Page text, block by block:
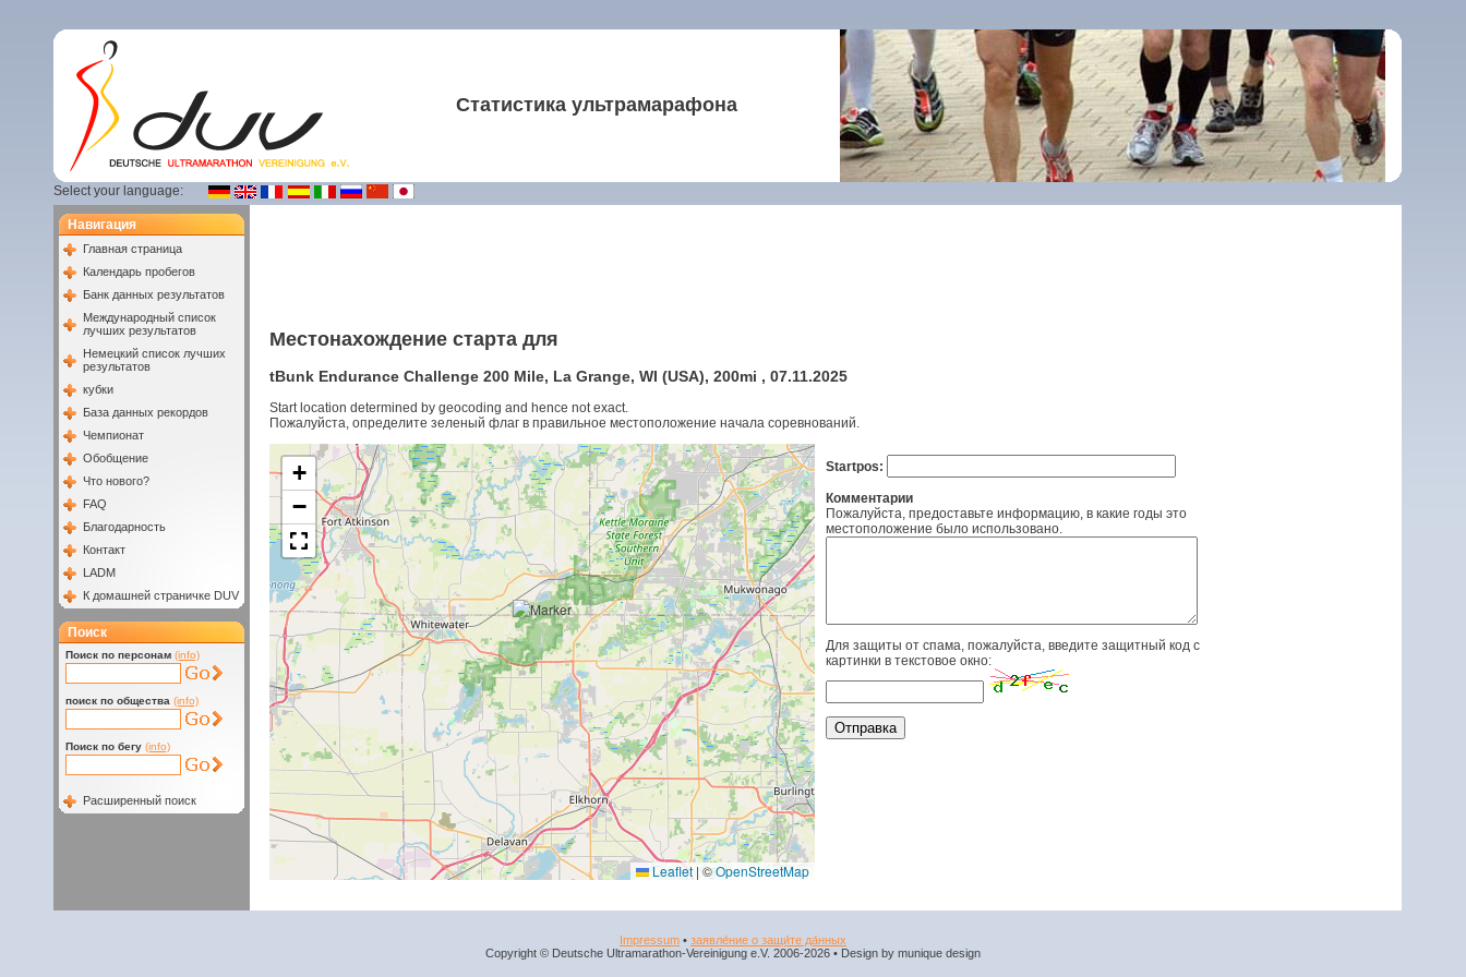
Статистика ультрамарафона
Select your language:
Навигация
Главная страница
Календарь пробегов
Банк данных результатов
Международный список
лучших результатов
Немецкий список лучших
результатов
кубки
База данных рекордов
Чемпионат
Обобщение
Что нового?
FAQ
Благодарность
Контакт
LADM
К домашней страничке DUV
Поиск
Поиск по персонам (info)
поиск по общества (info)
Поиск по бегу (info)
Расширенный поиск
Местонахождение старта для
tBunk Endurance Challenge 200 Mile, La Grange, WI (USA), 200mi , 07.11.2025
Start location determined by geocoding and hence not exact.
Пожалуйста, определите зеленый флаг в правильное местоположение начала соревнований.
+
−
Leaflet | ©OpenStreetMap
Startpos:
Комментарии
Пожалуйста, предоставьте информацию, в какие годы это
местоположение было использовано.
Для защиты от спама, пожалуйста, введите защитный код с
картинки в текстовое окно:
Impressum • заявле́ние о защи́те да́нных
Copyright © Deutsche Ultramarathon-Vereinigung e.V. 2006-2026 • Design by munique design